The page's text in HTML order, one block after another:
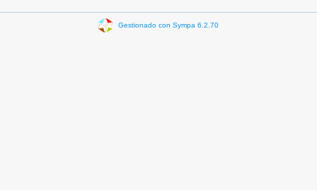
Gestionado con Sympa 6.2.70